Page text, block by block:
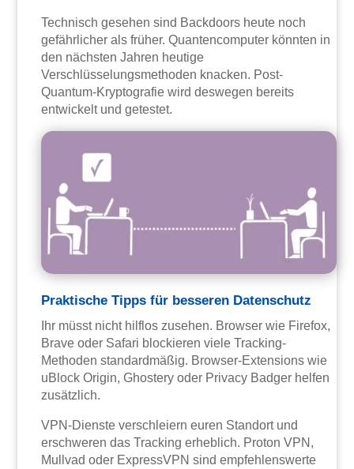
Technisch gesehen sind Backdoors heute noch
gefährlicher als früher. Quantencomputer könnten in
den nächsten Jahren heutige
Verschlüsselungsmethoden knacken. Post-
Quantum-Kryptografie wird deswegen bereits
entwickelt und getestet.
Praktische Tipps für besseren Datenschutz
Ihr müsst nicht hilflos zusehen. Browser wie Firefox,
Brave oder Safari blockieren viele Tracking-
Methoden standardmäßig. Browser-Extensions wie
uBlock Origin, Ghostery oder Privacy Badger helfen
zusätzlich.
VPN-Dienste verschleiern euren Standort und
erschweren das Tracking erheblich. Proton VPN,
Mullvad oder ExpressVPN sind empfehlenswerte